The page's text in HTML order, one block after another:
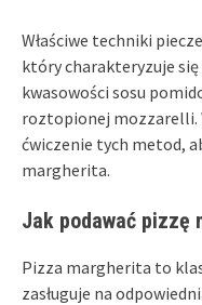
Właściwe techniki
który charakteryzuje
kwasowości sosu
roztopionej mozzarelli.
ćwiczenie tych metod,
margherita.
Jak podawać pizzę
Pizza margherita to
zasługuje na